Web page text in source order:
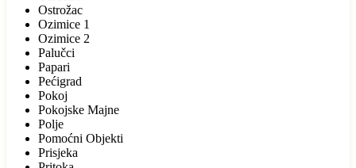
Ostrožac
Ozimice 1
Ozimice 2
Palučci
Papari
Pećigrad
Pokoj
Pokojske Majne
Polje
Pomoćni Objekti
Prisjeka